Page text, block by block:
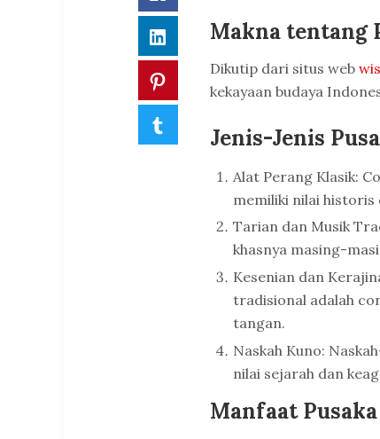
LinkedIn
Pinterest
Makna tentang
Dikutip dari situs web
kekayaan budaya
Jenis-Jenis
Alat Perang Klasik:
memiliki nilai historis
Tarian dan Musik
khasnya masing-
Kesenian dan
tradisional adalah
tangan.
Naskah Kuno:
nilai sejarah dan
Manfaat